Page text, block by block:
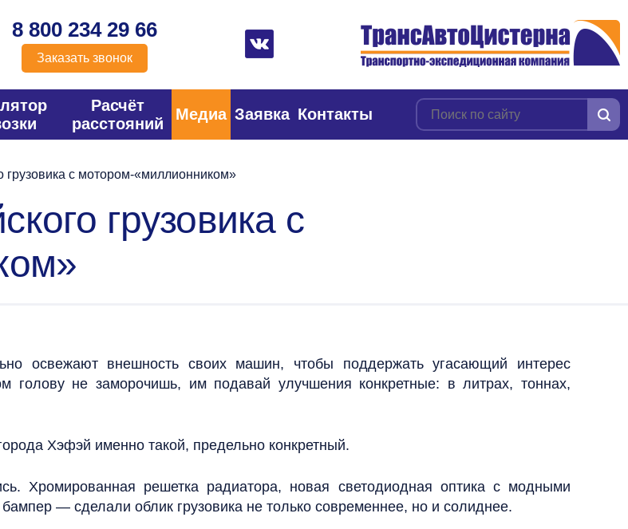
8 800 234 29 66
Заказать звонок
Расчёт
расстояний
Медиа Заявка Контакты
грузовика с мотором-«миллионником»
грузовика с
освежают внешность своих машин, чтобы поддержать угасающий интерес
голову не заморочишь, им подавай улучшения конкретные: в литрах, тоннах,
Хэфэй именно такой, предельно конкретный.
Хромированная решетка радиатора, новая светодиодная оптика с модными
— сделали облик грузовика не только современнее, но и солиднее.